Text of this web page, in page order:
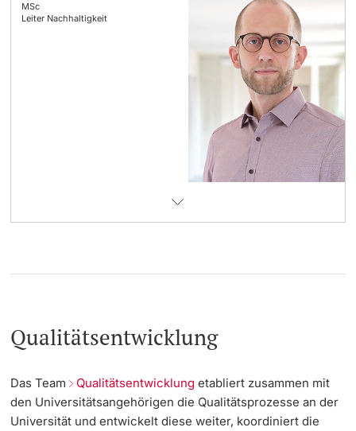
MSc
Leiter Nachhaltigkeit
Qualitätsentwicklung
Das Team Qualitätsentwicklung etabliert zusammen mit
den Universitätsangehörigen die Qualitätsprozesse an der
Universität und entwickelt diese weiter, koordiniert die